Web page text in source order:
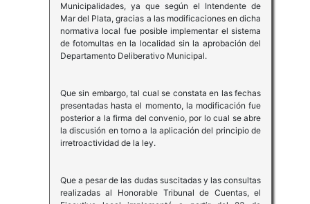
Municipalidades, ya que según el Intendente de
Mar del Plata, gracias a las modificaciones en dicha
normativa local fue posible implementar el sistema
de fotomultas en la localidad sin la aprobación del
Departamento Deliberativo Municipal.
Que sin embargo, tal cual se constata en las fechas
presentadas hasta el momento, la modificación fue
posterior a la firma del convenio, por lo cual se abre
la discusión en torno a la aplicación del principio de
irretroactividad de la ley.
Que a pesar de las dudas suscitadas y las consultas
realizadas al Honorable Tribunal de Cuentas, el